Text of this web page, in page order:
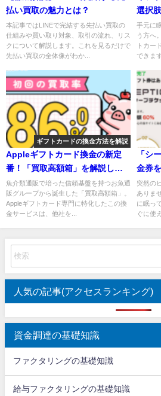
払い買取の魅力とは？
本記事ではLINEで完結する先払い買取の
仕組みや買い取り対象、取引の流れ、リス
クについて解説します。これを見るだけで
先払い買取の全体像がわか...
選択
説！
手元に
う方へ
トカー
できま
ギフトカードの換金方法を解説
Appleギフトカード換金の新定
番！「買取高額箱」を解説しま
す！
魚介類通販で培った信頼基盤を持つお魚通
販グループから誕生した「買取高額箱」。
Appleギフトカード専門に特化したこの換
金サービスは、他社を...
「シ
金券
説！
突然の
ありま
に眠っ
ぐに使
人気の記事(アクセスランキング)
資金調達の基礎知識
ファクタリングの基礎知識
給与ファクタリングの基礎知識